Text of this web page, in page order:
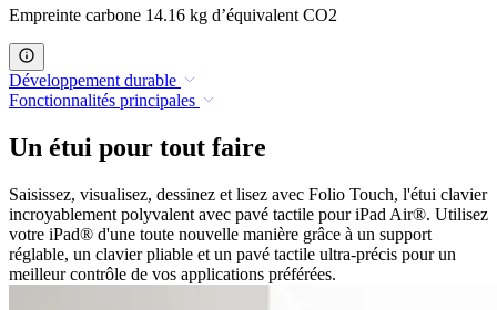
Empreinte carbone 14.16 kg d’équivalent CO2
Développement durable
Fonctionnalités principales
Un étui pour tout faire
Saisissez, visualisez, dessinez et lisez avec Folio Touch, l'étui clavier
incroyablement polyvalent avec pavé tactile pour iPad Air®. Utilisez
votre iPad® d'une toute nouvelle manière grâce à un support
réglable, un clavier pliable et un pavé tactile ultra-précis pour un
meilleur contrôle de vos applications préférées.